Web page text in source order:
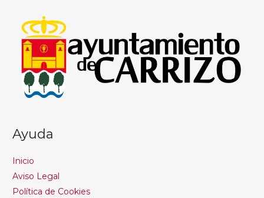
Ayuda
Inicio
Aviso Legal
Política de Cookies